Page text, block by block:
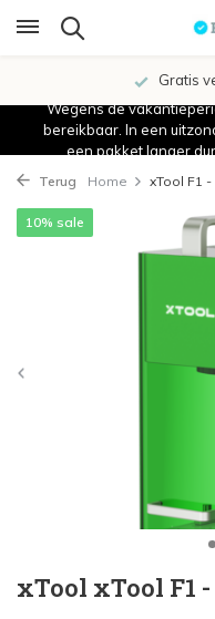
Gratis
Wegens de
bereikbaar. In een
een pakket langer
Terug Home xTool F1
xTool xTool F1
10% sale